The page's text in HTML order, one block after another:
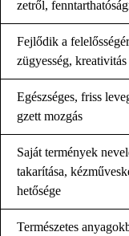
zetről,
Fejlődik a
zügyesség, kreativitás
Egészséges, friss
gzett mozgás
Saját termények
takarítása,
hetősége
Természetes